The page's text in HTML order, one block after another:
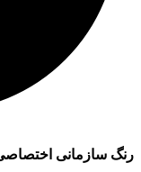
رنگ سازمانی